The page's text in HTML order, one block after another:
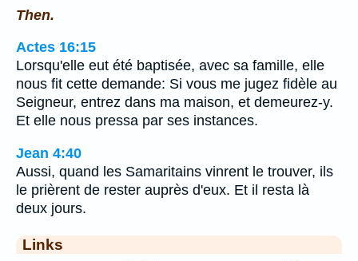
Then.
Actes 16:15
Lorsqu'elle eut été baptisée, avec sa famille, elle
nous fit cette demande: Si vous me jugez fidèle au
Seigneur, entrez dans ma maison, et demeurez-y.
Et elle nous pressa par ses instances.
Jean 4:40
Aussi, quand les Samaritains vinrent le trouver, ils
le prièrent de rester auprès d'eux. Et il resta là
deux jours.
Links